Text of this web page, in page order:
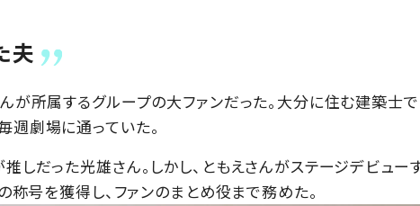
夫
が所属するグループの大ファンだった。大分に住む建築士
週劇場に通っていた。
しだった光雄さん。しかし、ともえさんがステージデビュー
の称号を獲得し、ファンのまとめ役まで務めた。